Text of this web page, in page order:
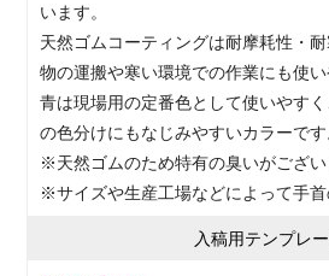
います。
天然ゴムコーティングは耐摩耗性・
物の運搬や寒い環境での作業にも使い
青は現場用の定番色として使いやす
の色分けにもなじみやすいカラーです
※天然ゴムのため特有の臭いがござい
※サイズや生産工場などによって手首
入稿用テンプレ